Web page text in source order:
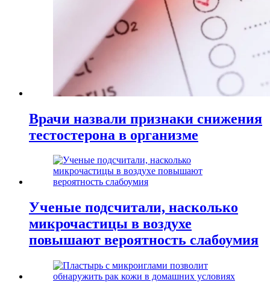
Врачи назвали признаки снижения
тестостерона в организме
Ученые подсчитали, насколько
микрочастицы в воздухе
повышают вероятность слабоумия